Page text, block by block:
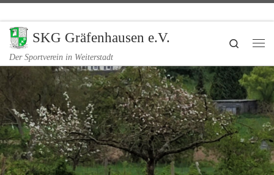
SKG Gräfenhausen e.V.
Der Sportverein in Weiterstadt
Search